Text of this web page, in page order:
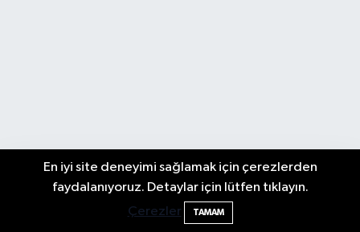
En iyi site deneyimi sağlamak için çerezlerden
faydalanıyoruz. Detaylar için lütfen tıklayın.
Çerezler
TAMAM
2 Buzağı Hediyeli Bal Festivalinde Hande
Ünsal Sahne Alacak